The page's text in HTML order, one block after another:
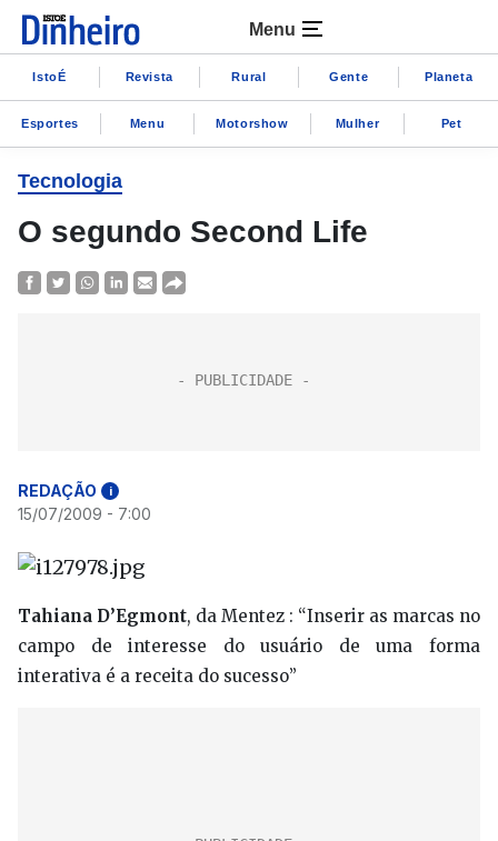
Menu
IstoÉ Revista Rural Gente Planeta
Esportes Menu Motorshow Mulher Pet
Tecnologia
O segundo Second Life
REDAÇÃO i
15/07/2009 - 7:00
Tahiana D’Egmont, da Mentez : “Inserir as marcas no
campo de interesse do usuário de uma forma
interativa é a receita do sucesso”